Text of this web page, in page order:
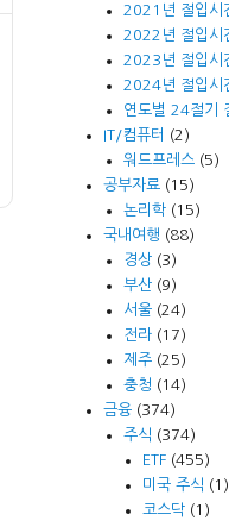
2021년 절입시
2022년 절입시
2023년 절입시
2024년 절입시
연도별 24절기
IT/컴퓨터
(2)
워드프레스(5)
공부자료 (15)
논리학(15)
국내여행 (88)
경상(3)
부산(9)
서울(24)
전라(17)
제주(25)
충청 (14)
금융 (374)
주식 (374)
ETF(455)
미국 주식 (1)
코스닥(1)